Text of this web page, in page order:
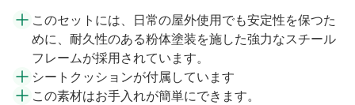
このセットには、日常の屋外使用でも安定性を保つた
めに、耐久性のある粉体塗装を施した強力なスチール
フレームが採用されています。
シートクッションが付属しています
この素材はお手入れが簡単にできます。